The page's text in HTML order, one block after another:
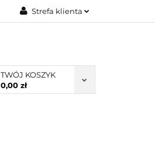
Strefa klienta
Dodaj zgłoszenie
TWÓJ KOSZYK
0,00 zł